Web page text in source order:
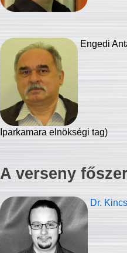
Engedi
Iparkamara elnökségi tag)
A verseny
Dr.